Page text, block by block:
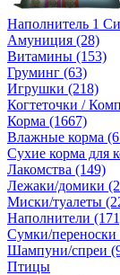
Наполнитель 1
Амуниция (28)
Витамины (153)
Груминг (63)
Игрушки (218)
Когтеточки /
Корма (1667)
Влажные корма
Сухие корма для
Лакомства (149)
Лежаки/домики
Миски/туалеты
Наполнители
Сумки/переноски
Шампуни/спреи
Птицы